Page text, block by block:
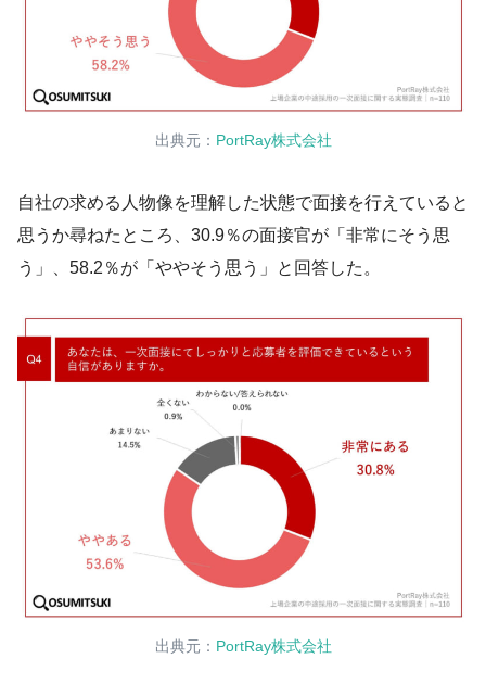
出典元： PortRay株式会社
自社の求める人物像を理解した状態で面接を行えていると
思うか尋ねたところ、30.9％の面接官が「非常にそう思
う」、58.2％が「ややそう思う」と回答した。
出典元： PortRay株式会社